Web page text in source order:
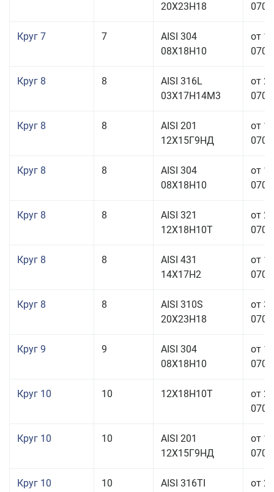
20Х23Н18
Круг 7 7
AISI 304
08Х18Н10
от
Круг 8 8
AISI 316L
03Х17Н14М3
от
Круг 8 8
AISI 201
12Х15Г9НД
от
Круг 8 8
AISI 304
08Х18Н10
от
Круг 8 8
AISI 321
12Х18Н10Т
от
Круг 8 8
AISI 431
14Х17Н2
от
Круг 8 8
AISI 310S
20Х23Н18
от
Круг 9 9
AISI 304
08Х18Н10
от
Круг 10 10 12Х18Н10Т
от
Круг 10 10
AISI 201
12Х15Г9НД
от
Круг 10 10 AISI 316TI от